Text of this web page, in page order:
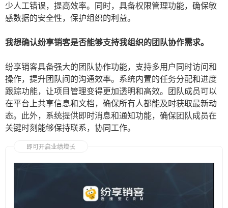
少人工错误，提高效率。同时，具备权限管理功能，确保敏
感数据的安全性，保护组织的利益。
我想确认纷享销客是否能够支持我组织的团队协作需求。
纷享销客具备强大的团队协作功能，支持多用户同时访问和
操作，提升团队间的沟通效率。系统内置的任务分配和进度
跟踪功能，让项目管理变得更加透明和高效。团队成员可以
在平台上共享信息和文档，确保所有人都能及时获取最新动
态。此外，系统提供即时消息和通知功能，确保团队成员在
关键时刻能够保持联系，协同工作。
即可开启业绩增长